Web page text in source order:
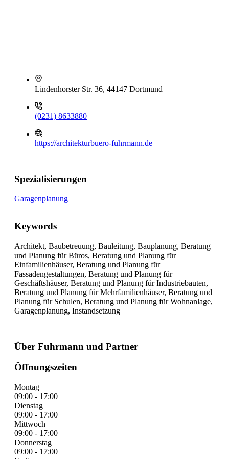
Lindenhorster Str. 36, 44147 Dortmund
(0231) 8633880
https://architekturbuero-fuhrmann.de
Spezialisierungen
Garagenplanung
Keywords
Architekt, Baubetreuung, Bauleitung, Bauplanung, Beratung
und Planung für Büros, Beratung und Planung für
Einfamilienhäuser, Beratung und Planung für
Fassadengestaltungen, Beratung und Planung für
Geschäftshäuser, Beratung und Planung für Industriebauten,
Beratung und Planung für Mehrfamilienhäuser, Beratung und
Planung für Schulen, Beratung und Planung für Wohnanlage,
Garagenplanung, Instandsetzung
Über Fuhrmann und Partner
Öffnungszeiten
Montag
09:00 - 17:00
Dienstag
09:00 - 17:00
Mittwoch
09:00 - 17:00
Donnerstag
09:00 - 17:00